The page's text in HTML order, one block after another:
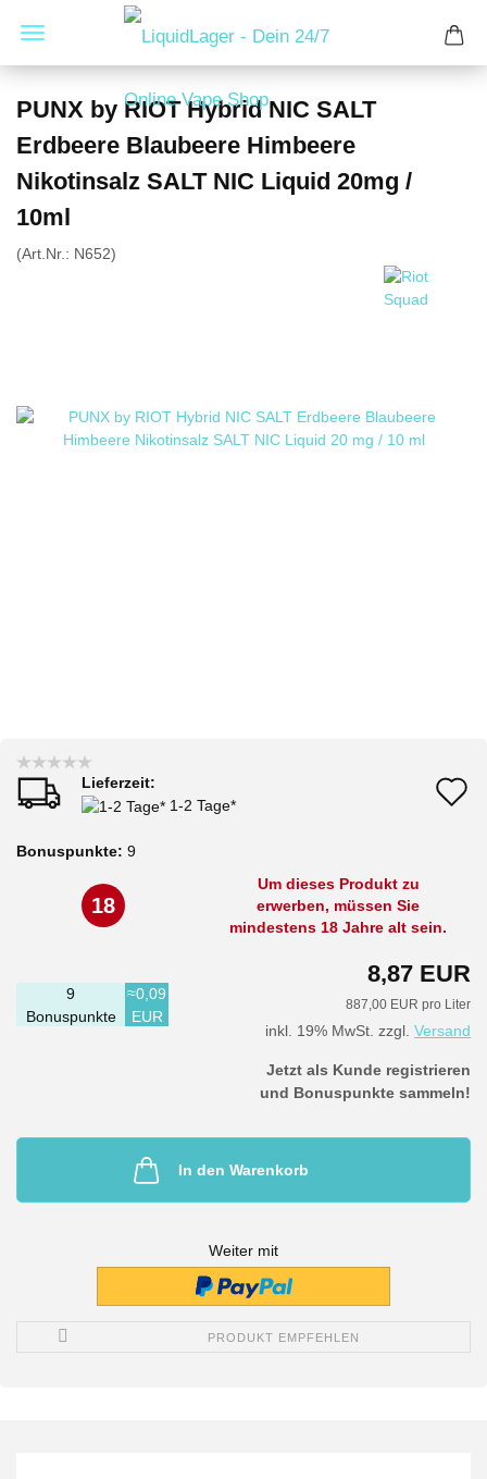
PUNX by RIOT Hybrid NIC SALT
Erdbeere Blaubeere Himbeere
Nikotinsalz SALT NIC Liquid 20mg /
10ml
(Art.Nr.: N652)
Lieferzeit:
1-2 Tage*
Bonuspunkte: 9
18
Um dieses Produkt zu
erwerben, müssen Sie
mindestens 18 Jahre alt sein.
8,87 EUR
887,00 EUR pro Liter
inkl. 19% MwSt. zzgl. Versand
9
Bonuspunkte
≈0,09
EUR
Jetzt als Kunde registrieren
und Bonuspunkte sammeln!
In den Warenkorb
Weiter mit
PRODUKT EMPFEHLEN